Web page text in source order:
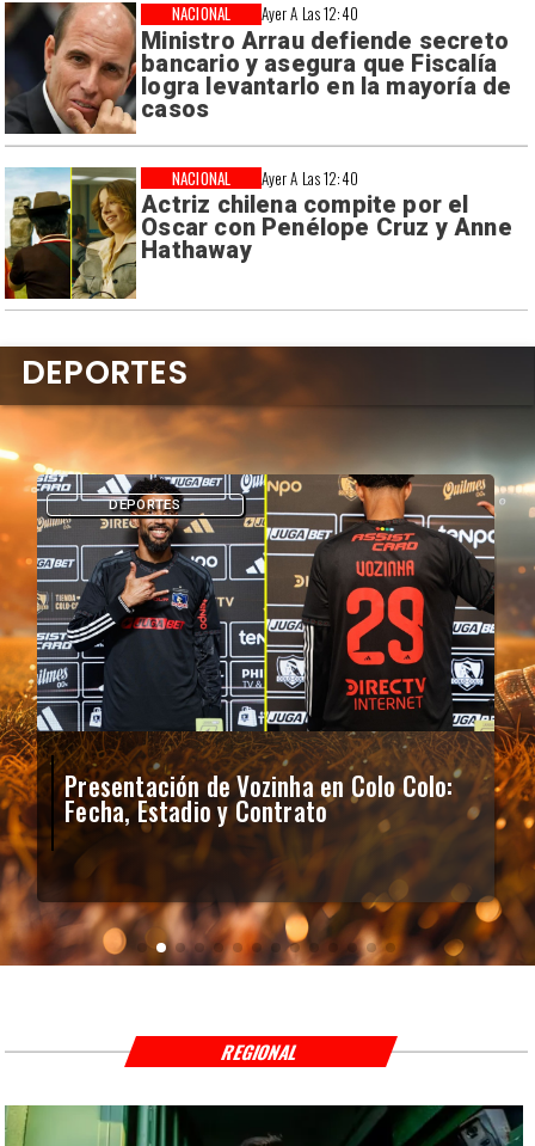
Ayer A Las 12:40
Ministro Arrau defiende secreto
bancario y asegura que Fiscalía
logra levantarlo en la mayoría de
casos
NACIONAL
Ayer A Las 12:40
Actriz chilena compite por el
Oscar con Penélope Cruz y Anne
Hathaway
NACIONAL
Presentación de Vozinha en Colo Colo:
Fecha, Estadio y Contrato
DEPORTES
DEPORTES
REGIONAL